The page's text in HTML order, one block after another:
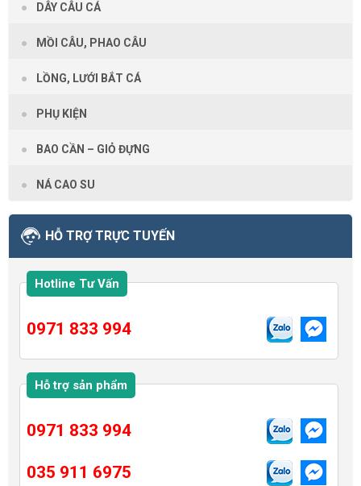
DÂY CÂU CÁ
MỒI CÂU, PHAO CÂU
LỒNG, LƯỚI BẮT CÁ
PHỤ KIỆN
BAO CẦN – GIỎ ĐỰNG
NÁ CAO SU
HỖ TRỢ TRỰC TUYẾN
Hotline Tư Vấn
0971 833 994
Hỗ trợ sản phẩm
0971 833 994
035 911 6975